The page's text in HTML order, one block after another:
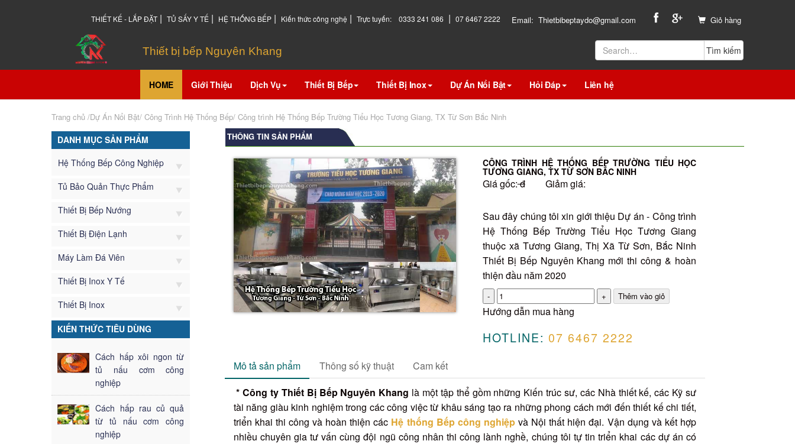
THIẾT KẾ - LẮP ĐẶT | TỦ SẤY Y TẾ | HỆ THỐNG BẾP | Kiến thức công nghệ | Trực tuyến: 0333 241 086 | 07 6467 2222 Email: Thietbibeptaydo@gmail.com Giỏ hàng
Thiết bị bếp Nguyên Khang
HOME Giới Thiệu Dịch Vụ Thiết Bị Bếp Thiết Bị Inox Dự Án Nổi Bật Hỏi Đáp Liên hệ
Trang chủ /Dự Án Nổi Bật/ Công Trình Hệ Thống Bếp/ Công trình Hệ Thống Bếp Trường Tiểu Học Tương Giang, TX Từ Sơn Bắc Ninh
THÔNG TIN SẢN PHẨM
CÔNG TRÌNH HỆ THỐNG BẾP TRƯỜNG TIỂU HỌC
TƯƠNG GIANG, TX TỪ SƠN BẮC NINH
Giá gốc:đ Giảm giá:
Sau đây chúng tôi xin giới thiệu Dự án - Công trình
Hệ Thống Bếp Trường Tiểu Học Tương Giang
thuộc xã Tương Giang, Thị Xã Từ Sơn, Bắc Ninh
Thiết Bị Bếp Nguyên Khang mới thi công & hoàn
thiện đầu năm 2020
Số
lượng
Hướng dẫn mua hàng
HOTLINE: 07 6467 2222
Mô tả sản phẩm Thông số kỹ thuật
Cam kết
* Công ty Thiết Bị Bếp Nguyên Khang là một tập thể gồm những Kiến trúc sư, các Nhà thiết kế, các Kỹ sư
tài năng giàu kinh nghiệm trong các công việc từ khâu sáng tạo ra những phong cách mới đến thiết kế chi tiết,
triển khai thi công và hoàn thiện các Hệ thống Bếp công nghiệpvà Nội thất hiện đại. Vận dụng và kết hợp
nhiều chuyên gia tư vấn cùng đội ngũ công nhân thi công lành nghề, chúng tôi tự tin triển khai các dự án có
DANH MỤC SẢN PHẨM
Hệ Thống Bếp Công Nghiệp
Tủ Bảo Quản Thực Phẩm
Thiết Bị Bếp Nướng
Thiết Bị Điện Lạnh
Máy Làm Đá Viên
Thiết Bị Inox Y Tế
Thiết Bị Inox
KIẾN THỨC TIÊU DÙNG
Cách hấp xôi ngon từ
tủ nấu cơm công
nghiệp
Cách hấp rau củ quả
từ tủ nấu cơm công
nghiệp